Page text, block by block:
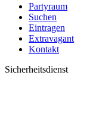
Partyraum
Suchen
Eintragen
Extravagant
Kontakt
Sicherheitsdienst